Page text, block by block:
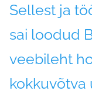
Sellest ja
sai loodud
veebileht